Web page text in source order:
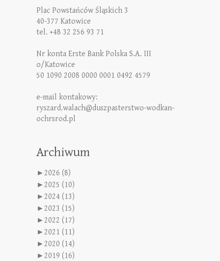
Plac Powstańców Śląskich 3
40-377 Katowice
tel. +48 32 256 93 71
Nr konta Erste Bank Polska S.A. III
o/Katowice
50 1090 2008 0000 0001 0492 4579
e-mail kontakowy:
ryszard.walach@duszpasterstwo-wodkan-
ochrsrod.pl
Archiwum
►2026 (8)
►2025 (10)
►2024 (13)
►2023 (15)
►2022 (17)
►2021 (11)
►2020 (14)
►2019 (16)